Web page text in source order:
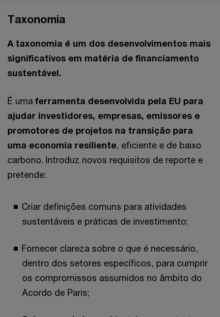
Taxonomia
A taxonomia é um dos desenvolvimentos mais
significativos em matéria de financiamento
sustentável.
É uma ferramenta desenvolvida pela EU para
ajudar investidores, empresas, emissores e
promotores de projetos na transição para
uma economia resiliente, eficiente e de baixo
carbono. Introduz novos requisitos de reporte e
pretende:
Criar definições comuns para atividades
sustentáveis e práticas de investimento;
Fornecer clareza sobre o que é necessário,
dentro dos setores específicos, para cumprir
os compromissos assumidos no âmbito do
Acordo de Paris;